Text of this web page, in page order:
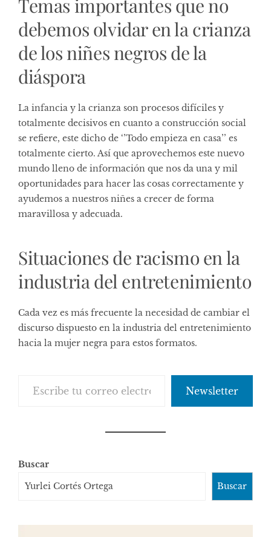
Temas importantes que no
debemos olvidar en la crianza
de los niñes negros de la
diáspora
La infancia y la crianza son procesos difíciles y
totalmente decisivos en cuanto a construcción social
se refiere, este dicho de ‘’Todo empieza en casa’’ es
totalmente cierto. Así que aprovechemos este nuevo
mundo lleno de información que nos da una y mil
oportunidades para hacer las cosas correctamente y
ayudemos a nuestros niñes a crecer de forma
maravillosa y adecuada.
Situaciones de racismo en la
industria del entretenimiento
Cada vez es más frecuente la necesidad de cambiar el
discurso dispuesto en la industria del entretenimiento
hacia la mujer negra para estos formatos.
Newsletter
Buscar
Buscar